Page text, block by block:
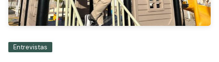
Entrevistas